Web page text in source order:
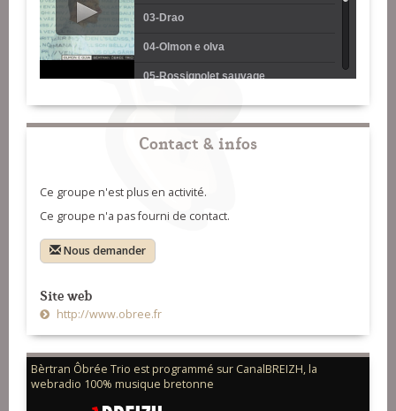
03-Drao
04-Olmon e olva
05-Rossignolet sauvage
06-Lon la grèv
07-L'avion
09-Enmenn mae
10-Su la vae
11-Adans adsaer
Contact & infos
Ce groupe n'est plus en activité.
Ce groupe n'a pas fourni de contact.
Nous demander
Site web
http://www.obree.fr
Bèrtran Ôbrée Trio est programmé sur CanalBREIZH, la
webradio 100% musique bretonne